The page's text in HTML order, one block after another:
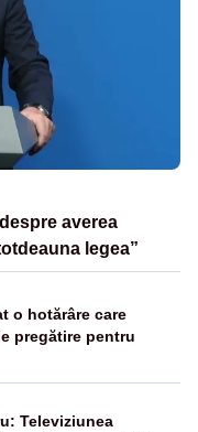
averea
legea”
o hotărâre care
pregătire pentru
Televiziunea